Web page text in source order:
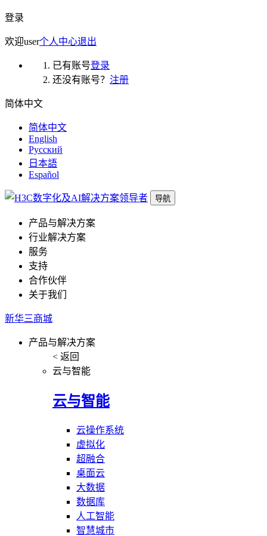
登录
欢迎user个人中心退出
已有账号登录
还没有账号？ 注册
简体中文
简体中文
English
Русский
日本語
Español
导航
产品与解决方案
行业解决方案
服务
支持
合作伙伴
关于我们
新华三商城
产品与解决方案
< 返回
云与智能
云与智能
云操作系统
虚拟化
超融合
桌面云
大数据
数据库
人工智能
智慧城市